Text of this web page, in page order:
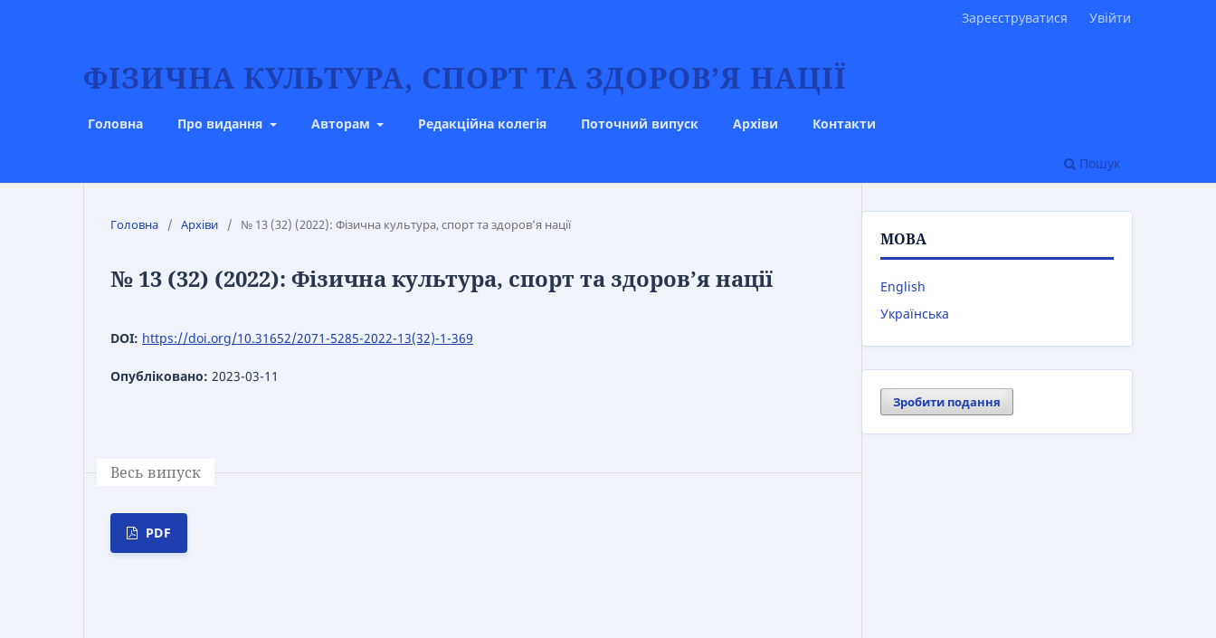
ФІЗИЧНА КУЛЬТУРА, СПОРТ ТА ЗДОРОВ’Я НАЦІЇ
Головна Про видання Авторам Редакційна колегія Поточний випуск Архіви Контакти
Пошук
Зареєструватися Увійти
Головна / Архіви / № 13 (32) (2022): Фізична культура, спорт та здоров’я нації
№ 13 (32) (2022): Фізична культура, спорт та здоров’я нації
DOI: https://doi.org/10.31652/2071-5285-2022-13(32)-1-369
Опубліковано: 2023-03-11
Весь випуск
PDF
МОВА
English
Українська
Зробити подання